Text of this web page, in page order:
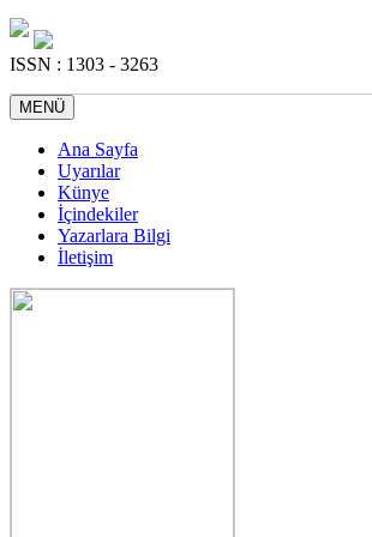
ISSN : 1303 - 3263
MENÜ
Ana Sayfa
Uyarılar
Künye
İçindekiler
Yazarlara Bilgi
İletişim